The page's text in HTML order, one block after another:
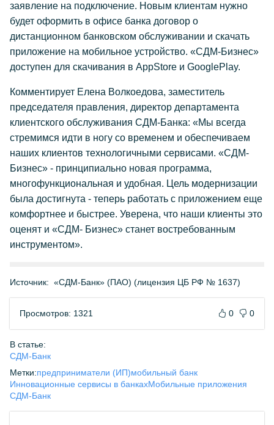
заявление на подключение. Новым клиентам нужно
будет оформить в офисе банка договор о
дистанционном банковском обслуживании и скачать
приложение на мобильное устройство. «СДМ-Бизнес»
доступен для скачивания в AppStore и GooglePlay.
Комментирует Елена Волкоедова, заместитель
председателя правления, директор департамента
клиентского обслуживания СДМ-Банка: «Мы всегда
стремимся идти в ногу со временем и обеспечиваем
наших клиентов технологичными сервисами. «СДМ-
Бизнес» - принципиально новая программа,
многофункциональная и удобная. Цель модернизации
была достигнута - теперь работать с приложением еще
комфортнее и быстрее. Уверена, что наши клиенты это
оценят и «СДМ- Бизнес» станет востребованным
инструментом».
Источник: «СДМ-Банк» (ПАО) (лицензия ЦБ РФ № 1637)
Просмотров: 1321 0 0
В статье:
СДМ-Банк
Метки:предприниматели (ИП)мобильный банк
Инновационные сервисы в банкахМобильные приложения
СДМ-Банк